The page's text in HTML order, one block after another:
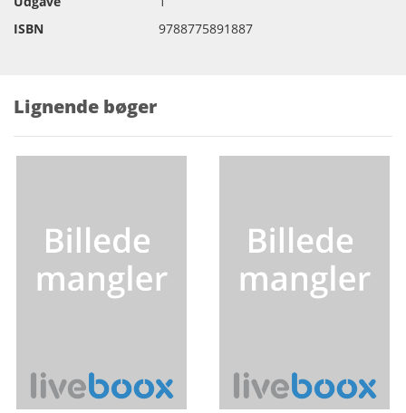
ISBN
9788775891887
Lignende bøger